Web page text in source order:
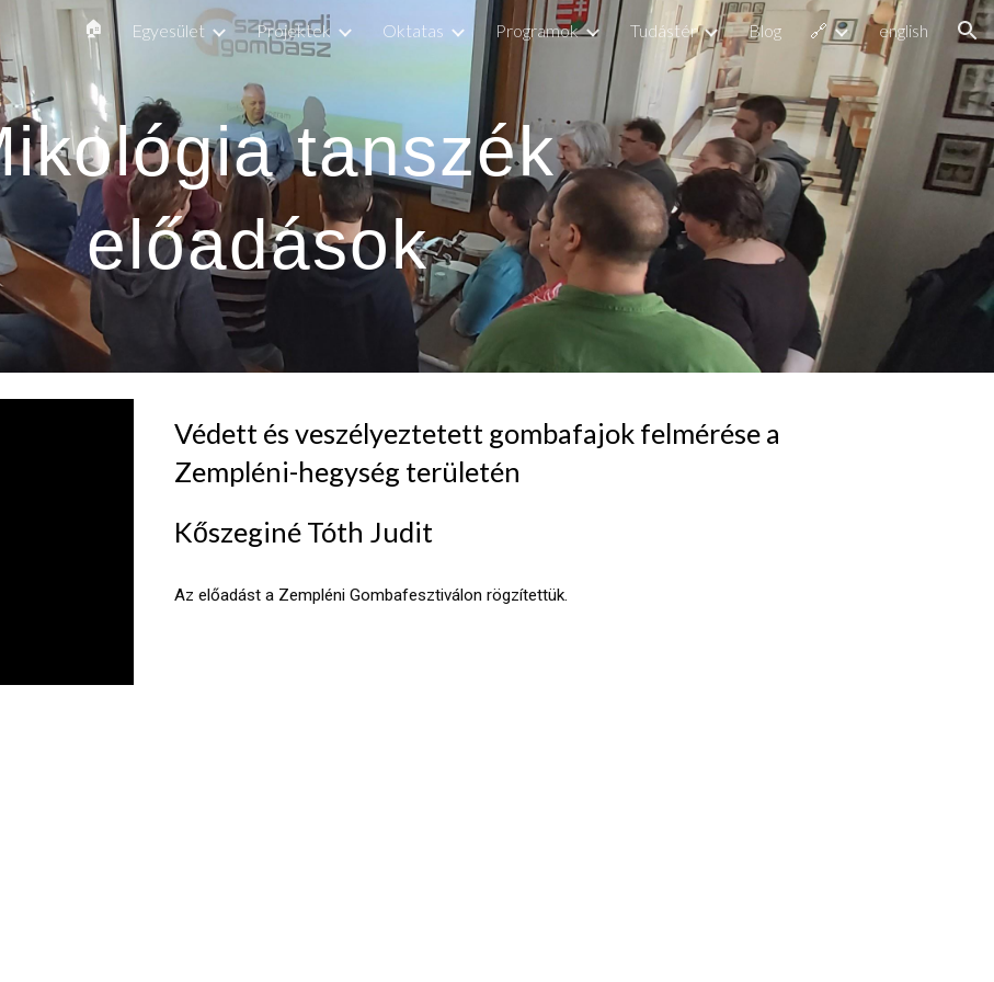
to main content Skip to navigation
🏠 Egyesület Projektek Oktatas Programok Tudástér Blog 🔗 english
tanszék
előadások
Védett és veszélyeztetett gombafajok felmérése a
Zempléni-hegység területén
Kőszeginé Tóth Judit
Az előadást a Zempléni Gombafesztiválon rögzítettük.